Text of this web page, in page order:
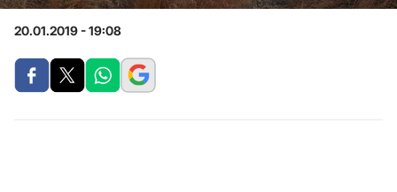
20.01.2019 - 19:08